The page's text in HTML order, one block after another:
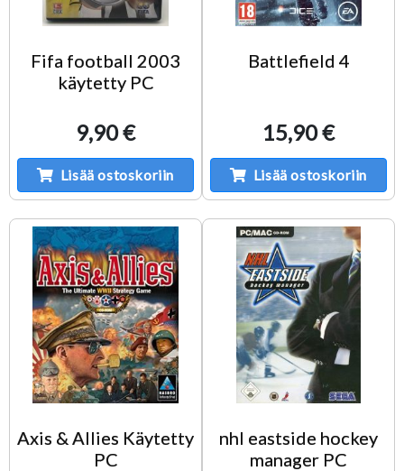
Fifa football 2003
käytetty PC
9,90 €
Lisää ostoskoriin
Battlefield 4
15,90 €
Lisää ostoskoriin
Axis & Allies Käytetty
PC
nhl eastside hockey
manager PC